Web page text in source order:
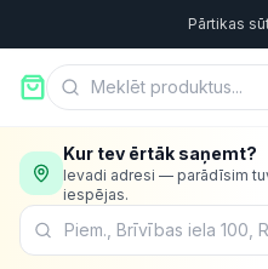
Pārtikas
Kur tev ērtāk saņemt?
Ievadi adresi — parādīsim
iespējas.